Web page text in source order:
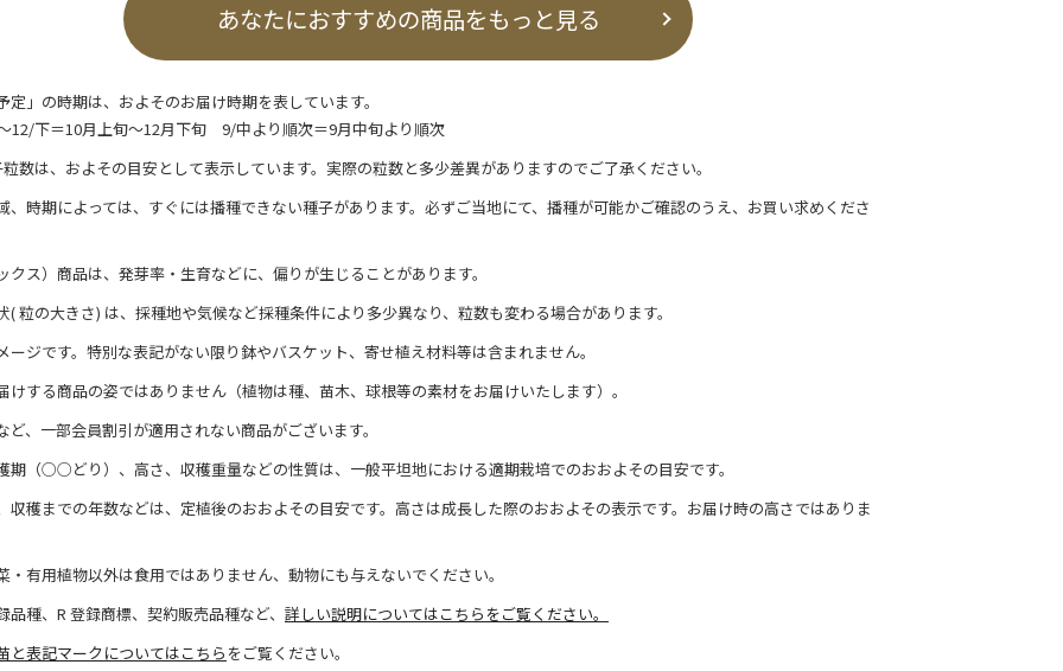
あなたにおすすめの商品をもっと見る
定」の時期は、およそのお届け時期を表しています。
12/下＝10月上旬～12月下旬 9/中より順次＝9月中旬より順次
数は、およその目安として表示しています。実際の粒数と多少差異がありますのでご了承ください。
、時期によっては、すぐには播種できない種子があります。必ずご当地にて、播種が可能かご確認のうえ、お買い求めくださ
クス）商品は、発芽率・生育などに、偏りが生じることがあります。
( 粒の大きさ) は、採種地や気候など採種条件により多少異なり、粒数も変わる場合があります。
ージです。特別な表記がない限り鉢やバスケット、寄せ植え材料等は含まれません。
けする商品の姿ではありません（植物は種、苗木、球根等の素材をお届けいたします）。
ど、一部会員割引が適用されない商品がございます。
期（○○どり）、高さ、収穫重量などの性質は、一般平坦地における適期栽培でのおおよその目安です。
収穫までの年数などは、定植後のおおよその目安です。高さは成長した際のおおよその表示です。お届け時の高さではありま
・有用植物以外は食用ではありません、動物にも与えないでください。
品種、R 登録商標、契約販売品種など、 詳しい説明についてはこちらをご覧ください。
と表記マークについてはこちら をご覧ください。